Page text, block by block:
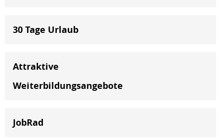
30 Tage Urlaub
Attraktive
Weiterbildungsangebote
JobRad